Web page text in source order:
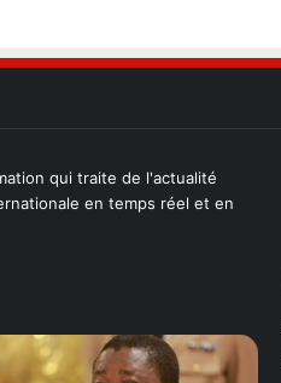
qui traite de l'actualité
en temps réel et en